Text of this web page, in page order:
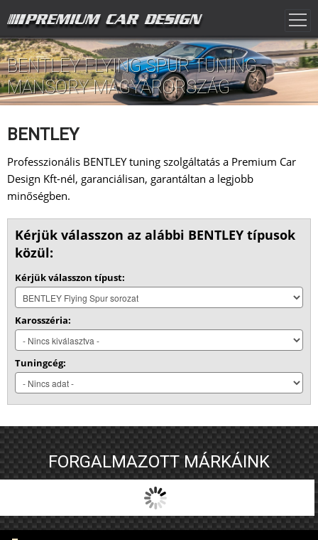
BENTLEY FLYING SPUR TUNING -
MANSORY MAGYARORSZÁG
BENTLEY
Professzionális BENTLEY tuning szolgáltatás a Premium Car
Design Kft-nél, garanciálisan, garantáltan a legjobb
minőségben.
Kérjük válasszon az alábbi BENTLEY típusok
közül:
Kérjük válasszon típust:
Karosszéria:
Tuningcég:
FORGALMAZOTT MÁRKÁINK